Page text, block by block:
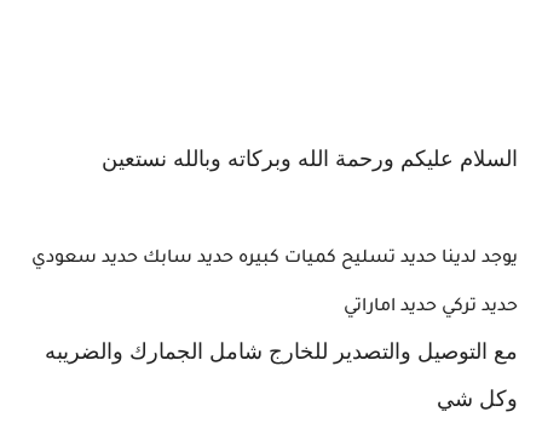
السلام عليكم ورحمة الله وبركاته وبالله نستعين
يوجد لدينا حديد تسليح كميات كبيره حديد سابك حديد سعودي
حديد تركي حديد اماراتي
مع التوصيل والتصدير للخارج شامل الجمارك والضريبه
وكل شي